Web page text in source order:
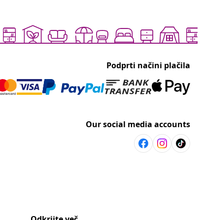
Podprti načini plačila
Our social media accounts